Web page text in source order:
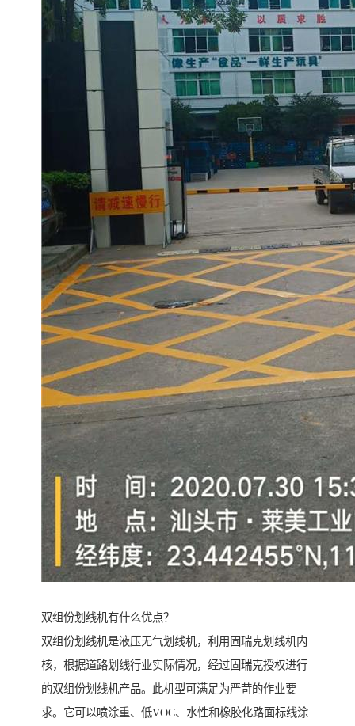
双组份划线机有什么优点？
双组份划线机是液压无气划线机，利用固瑞克划线机内
核，根据道路划线行业实际情况，经过固瑞克授权进行
的双组份划线机产品。此机型可满足为严苛的作业要
求。它可以喷涂重、低VOC、水性和橡胶化路面标线涂